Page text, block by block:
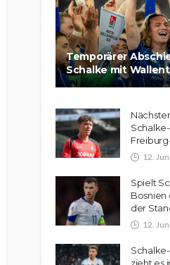
Temporärer
Schalke mit
12.
Spielt
Bosnien
der
12.